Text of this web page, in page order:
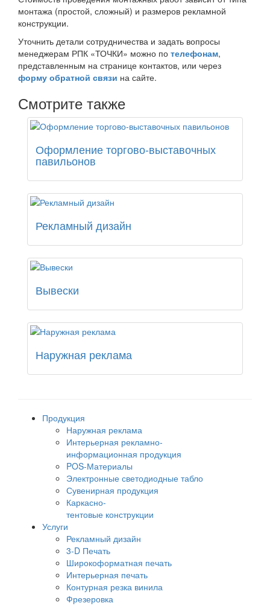
монтажа (простой, сложный) и размеров рекламной
конструкции.
Уточнить детали сотрудничества и задать вопросы
менеджерам РПК «ТОЧКИ» можно по телефонам,
представленным на странице контактов, или через
форму обратной связи на сайте.
Смотрите также
Оформление торгово-выставочных
павильонов
Рекламный дизайн
Вывески
Наружная реклама
Продукция
Наружная реклама
Интерьерная рекламно-
информационная продукция
POS-Материалы
Электронные светодиодные табло
Сувенирная продукция
Каркасно-
тентовые конструкции
Услуги
Рекламный дизайн
3-D Печать
Широкоформатная печать
Интерьерная печать
Контурная резка винила
Фрезеровка